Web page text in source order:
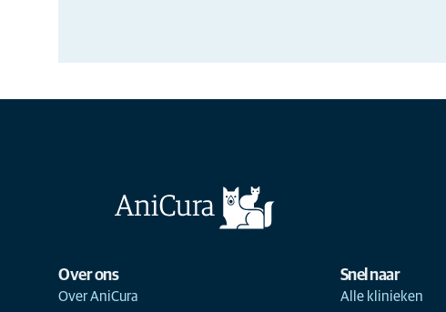
Over ons
Over AniCura
Snel naar
Alle klinieken